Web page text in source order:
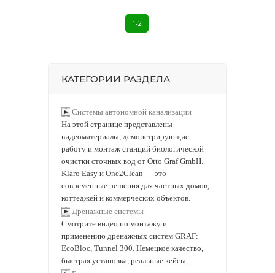
1-2
КАТЕГОРИИ РАЗДЕЛА
Системы автономной канализации
На этой странице представлены
видеоматериалы, демонстрирующие
работу и монтаж станций биологической
очистки сточных вод от Otto Graf GmbH.
Klaro Easy и One2Clean — это
современные решения для частных домов,
коттеджей и коммерческих объектов.
Дренажные системы
Смотрите видео по монтажу и
применению дренажных систем GRAF:
EcoBloc, Tunnel 300. Немецкое качество,
быстрая установка, реальные кейсы.